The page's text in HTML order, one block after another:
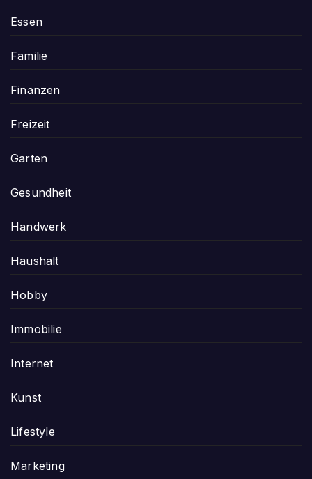
Essen
Familie
Finanzen
Freizeit
Garten
Gesundheit
Handwerk
Haushalt
Hobby
Immobilie
Internet
Kunst
Lifestyle
Marketing